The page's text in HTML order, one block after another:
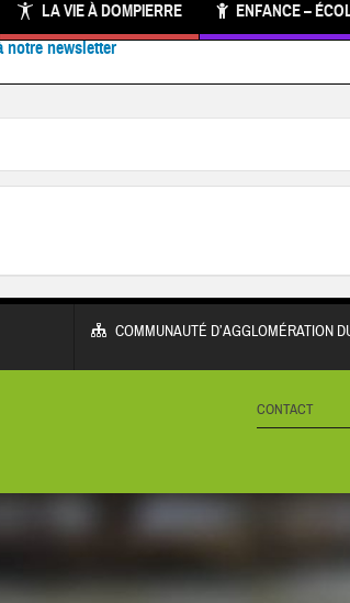
LA VIE À DOMPIERRE ENFANCE –
notre newsletter
COMMUNAUTÉ D’AGGLOMÉRATION
CONTACT